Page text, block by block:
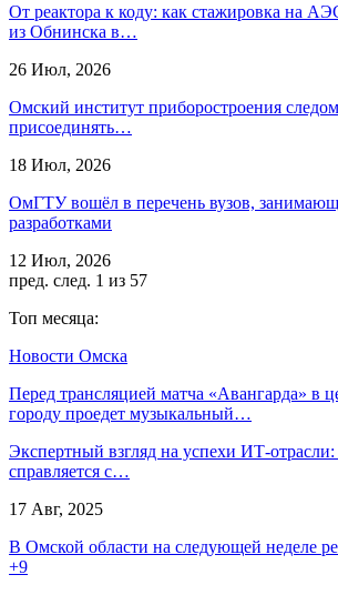
От реактора к коду: как стажировка на
из Обнинска в…
26 Июл, 2026
Омский институт приборостроения
присоединять…
18 Июл, 2026
ОмГТУ вошёл в перечень вузов,
разработками
12 Июл, 2026
пред. след. 1 из 57
Топ месяца:
Новости Омска
Перед трансляцией матча «Авангарда» в
городу проедет музыкальный…
Экспертный взгляд на успехи ИТ-
справляется с…
17 Авг, 2025
В Омской области на следующей неделе
+9